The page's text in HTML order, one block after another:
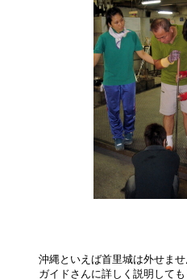
沖縄といえば首里城は外せませ
ガイドさんに詳しく説明して